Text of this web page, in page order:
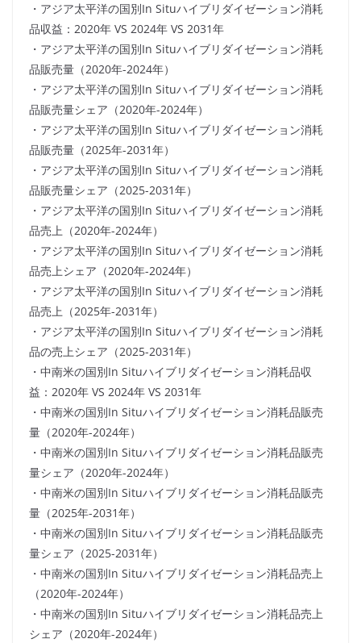
・アジア太平洋の国別In Situハイブリダイゼーション消耗
品収益：2020年 VS 2024年 VS 2031年
・アジア太平洋の国別In Situハイブリダイゼーション消耗
品販売量（2020年-2024年）
・アジア太平洋の国別In Situハイブリダイゼーション消耗
品販売量シェア（2020年-2024年）
・アジア太平洋の国別In Situハイブリダイゼーション消耗
品販売量（2025年-2031年）
・アジア太平洋の国別In Situハイブリダイゼーション消耗
品販売量シェア（2025-2031年）
・アジア太平洋の国別In Situハイブリダイゼーション消耗
品売上（2020年-2024年）
・アジア太平洋の国別In Situハイブリダイゼーション消耗
品売上シェア（2020年-2024年）
・アジア太平洋の国別In Situハイブリダイゼーション消耗
品売上（2025年-2031年）
・アジア太平洋の国別In Situハイブリダイゼーション消耗
品の売上シェア（2025-2031年）
・中南米の国別In Situハイブリダイゼーション消耗品収
益：2020年 VS 2024年 VS 2031年
・中南米の国別In Situハイブリダイゼーション消耗品販売
量（2020年-2024年）
・中南米の国別In Situハイブリダイゼーション消耗品販売
量シェア（2020年-2024年）
・中南米の国別In Situハイブリダイゼーション消耗品販売
量（2025年-2031年）
・中南米の国別In Situハイブリダイゼーション消耗品販売
量シェア（2025-2031年）
・中南米の国別In Situハイブリダイゼーション消耗品売上
（2020年-2024年）
・中南米の国別In Situハイブリダイゼーション消耗品売上
シェア（2020年-2024年）